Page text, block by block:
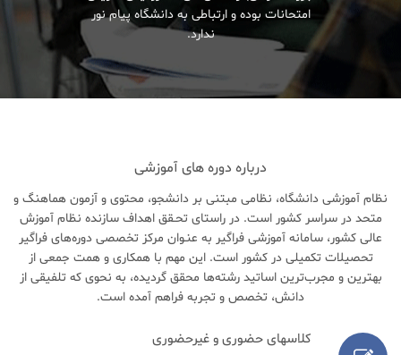
امتحانات بوده و ارتباطی به دانشگاه پیام نور
ندارد.
درباره دوره های آموزشی
نظام آموزشی دانشگاه، نظامی مبتنی بر دانشجو، محتوی و آزمون هماهنگ و
متحد در سراسر کشور است. در راستای تحـقق اهداف سازنده نظام آموزش
عالی کشور، سامانه آموزشی فراگیر به عنـوان مرکز تخصصی دوره‌های فراگیر
تحصیلات تکمیلی در کشور است. این مهم با همکاری و همت جمعی از
بهترین و مجرب‌ترین اساتید رشته‌ها محقق گردیده، به نحوی که تلفیقی از
دانش، تخصص و تجربه فراهم آمده است.
کلاسهای حضوری و غیرحضوری